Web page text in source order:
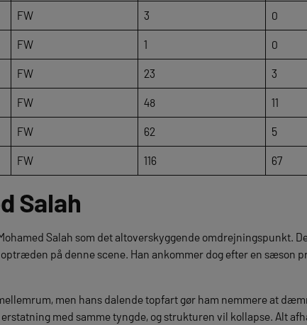
FW 3 0
FW 1 0
FW 23 3
FW 48 11
FW 62 5
FW 116 67
Salah
Salah som det altoverskyggende omdrejningspunkt.
på denne scene. Han ankommer dog efter en sæson
men hans dalende topfart gør ham nemmere at
med samme tyngde, og strukturen vil kollapse. Alt